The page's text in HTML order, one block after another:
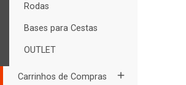
Rodas
Bases para Cestas
OUTLET
Carrinhos de Compras add